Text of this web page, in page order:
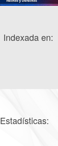
Indexada en:
Estadísticas: